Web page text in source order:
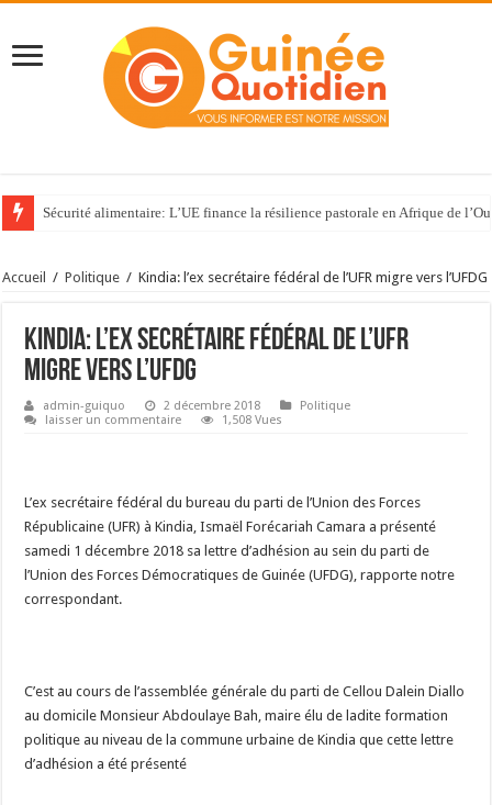
Sécurité alimentaire: L’UE finance la résilience pastorale en Afrique de
Accueil / Politique / Kindia: l’ex secrétaire fédéral de l’UFR migre vers l’UFDG
Kindia: l’ex secrétaire fédéral de l’UFR
migre vers l’UFDG
admin-guiquo 2 décembre 2018
Politique
laisser un commentaire
1,508 Vues
L’ex secrétaire fédéral du bureau du parti de l’Union des Forces
Républicaine (UFR) à Kindia, Ismaël Forécariah Camara a présenté
samedi 1 décembre 2018 sa lettre d’adhésion au sein du parti de
l’Union des Forces Démocratiques de Guinée (UFDG), rapporte notre
correspondant.
C’est au cours de l’assemblée générale du parti de Cellou Dalein Diallo
au domicile Monsieur Abdoulaye Bah, maire élu de ladite formation
politique au niveau de la commune urbaine de Kindia que cette lettre
d’adhésion a été présenté